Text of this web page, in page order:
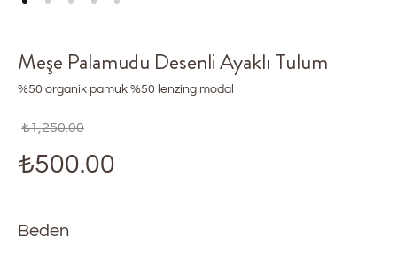
Meşe Palamudu Desenli Ayaklı Tulum
%50 organik pamuk %50 lenzing modal
₺1,250.00
₺500.00
Beden